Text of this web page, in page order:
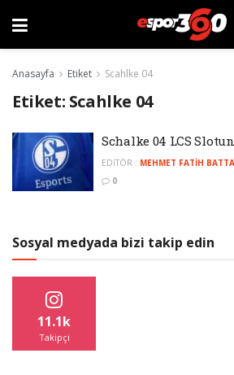
Anasayfa Etiket Scahlke 04
Etiket: Scahlke 04
Schalke 04 LCS
EDITÖR : MEHMET FATIH
0
Sosyal medyada bizi takip edin
11.1k
Takipçi